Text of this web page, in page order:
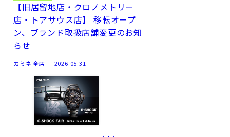
【旧居留地店・クロノメトリー
店・トアサウス店】 移転オープ
ン、ブランド取扱店舗変更のお知
らせ
カミネ 全店 2026.05.31